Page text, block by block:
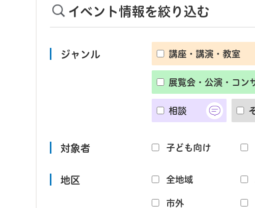
イベント情報を絞り込む
ジャンル 講座・講演・教室
展覧会・公演・コン
相談
対象者 子ども向け
地区 全地域
市外